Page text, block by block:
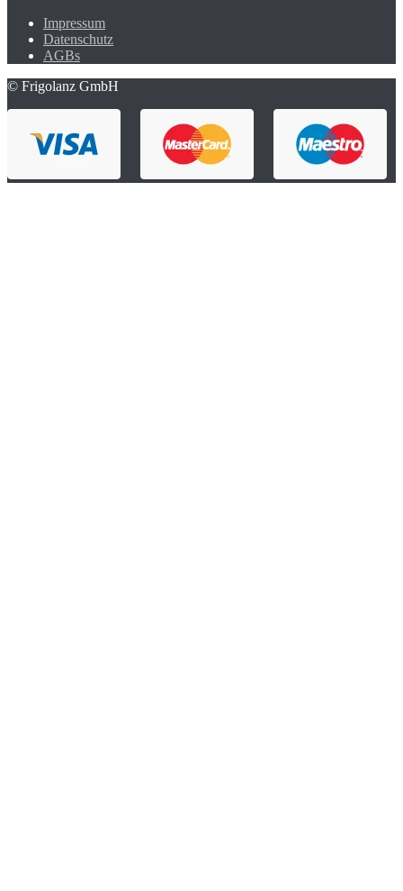
Impressum
Datenschutz
AGBs
© Frigolanz GmbH